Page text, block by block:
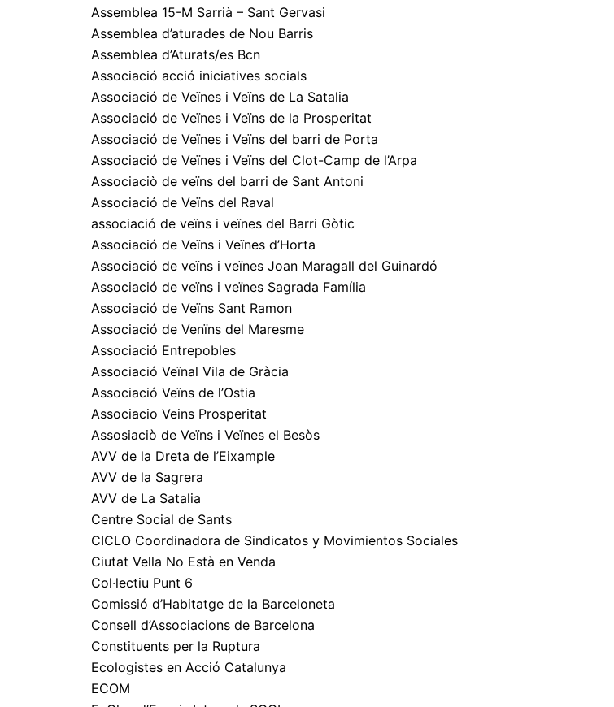
Assemblea 15-M Sarrià – Sant Gervasi
Assemblea d’aturades de Nou Barris
Assemblea d’Aturats/es Bcn
Associació acció iniciatives socials
Associació de Veïnes i Veïns de La Satalia
Associació de Veïnes i Veïns de la Prosperitat
Associació de Veïnes i Veïns del barri de Porta
Associació de Veïnes i Veïns del Clot-Camp de l’Arpa
Associaciò de veïns del barri de Sant Antoni
Associació de Veïns del Raval
associació de veïns i veïnes del Barri Gòtic
Associació de Veïns i Veïnes d’Horta
Associació de veïns i veïnes Joan Maragall del Guinardó
Associació de veïns i veïnes Sagrada Família
Associació de Veïns Sant Ramon
Associació de Venïns del Maresme
Associació Entrepobles
Associació Veïnal Vila de Gràcia
Associació Veïns de l’Ostia
Associacio Veins Prosperitat
Assosiaciò de Veïns i Veïnes el Besòs
AVV de la Dreta de l’Eixample
AVV de la Sagrera
AVV de La Satalia
Centre Social de Sants
CICLO Coordinadora de Sindicatos y Movimientos Sociales
Ciutat Vella No Està en Venda
Col·lectiu Punt 6
Comissió d’Habitatge de la Barceloneta
Consell d’Associacions de Barcelona
Constituents per la Ruptura
Ecologistes en Acció Catalunya
ECOM